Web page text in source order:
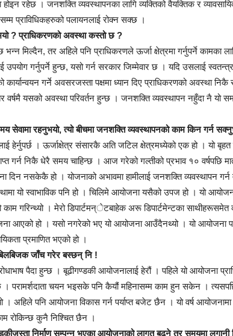
रहेछ । जनशक्ति व्यवस्थापनका लागि व्यक्तिको वैयक्तिक र
प्राविधिकहरुको पलायनलाई रोक्न सक्छ ।
? प्राधिकरणको अवस्था कस्तो छ ?
भन्न मिल्दैन, तर अहिले पनि प्राधिकरणले ऊर्जा क्षेत्रमा गर्नुपर्ने कामका
गर्नुपर्ने हुन्छ, यसो गर्न सरकार जिम्मेवार छ । यदि उसलाई
गर्ने अवसरजस्ता पक्षमा ध्यान दिए प्राधिकरणको अवस्था निकै
वर्षमै यसको अवस्था परिवर्तन हुन्छ । जनशक्ति व्यवस्थापन नहुँदा नै यो
सेवामा रहनुभयो, त्यो बीचमा जनशक्ति व्यवस्थापनको काम किन गर्न
हेर्नुपर्छ । ऊर्जाक्षेत्र संसारकै अति जटिल क्षेत्रमध्येको एक हो । यो बृहत
गर्न निकै धेरै समय चाहिन्छ । आज गरेको गल्तीको प्रभाव १० वर्षपछि
दिन नसकेकै हो । योजनाको अभावमा हामीलाई जनशक्ति व्यवस्थापन गर्न
यो स्वाभाविक पनि हो । चिलिमे आयोजना यसैको उपज हो । यो
गरिन्थ्यो । मेरो डिपार्टमन्ेटबाहेक अरू डिपार्टमेन्टका साथीहरूसमेत
आएको हो । यसो नगरेको भए यो आयोजना आउँदैनथ्यो । यो आयोजना
प्रमाणित भएको हो ।
जाँच गरेर बस्छन् नि !
पैदा हुन्छ । बूढीगण्डकी आयोजनालाई हेरौं । पहिले यो आयोजना
परामर्शदाता चयन भइसके पनि कैयौं महिनासम्म काम हुन सकेन ।
अहिले पनि आयोजना विकास गर्न पर्याप्त बजेट छैन । यो वर्ष
रोकिन्छ कुनै निश्चित छैन ।
निर्माण सम्पन्न भएका आयोजनाको लागत बढ्ने तर समयमा लगानी